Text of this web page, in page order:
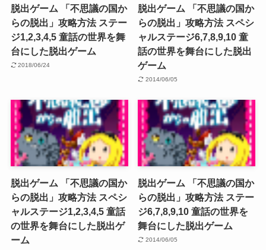
脱出ゲーム 「不思議の国か
らの脱出」攻略方法 ステー
ジ1,2,3,4,5 童話の世界を舞
台にした脱出ゲーム
2018/06/24
脱出ゲーム 「不思議の国か
らの脱出」攻略方法 スペシ
ャルステージ6,7,8,9,10 童
話の世界を舞台にした脱出
ゲーム
2014/06/05
脱出ゲーム 「不思議の国か
らの脱出」攻略方法 スペシ
ャルステージ1,2,3,4,5 童話
の世界を舞台にした脱出ゲ
ーム
脱出ゲーム 「不思議の国か
らの脱出」攻略方法 ステー
ジ6,7,8,9,10 童話の世界を
舞台にした脱出ゲーム
2014/06/05